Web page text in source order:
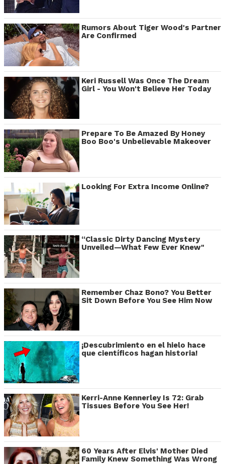
Rumors About Tiger Wood's Partner
Are Confirmed
Keri Russell Was Once The Dream
Girl - You Won't Believe Her Today
Prepare To Be Amazed By Honey
Boo Boo's Unbelievable Makeover
Looking For Extra Income Online?
“Classic Dirty Dancing Mystery
Unveiled—What Few Ever Knew"
Remember Chaz Bono? You Better
Sit Down Before You See Him Now
¡Descubrimiento en el hielo hace
que científicos hagan historia!
Kerri-Anne Kennerley Is 72: Grab
Tissues Before You See Her!
60 Years After Elvis' Mother Died
Family Knew Something Was Wrong